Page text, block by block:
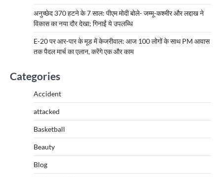
अनुच्छेद 370 हटने के 7 साल: पीएम मोदी बोले- जम्मू-कश्मीर और लद्दाख ने
विकास का नया दौर देखा; गिनाईं ये उपलब्धि
E-20 पर आर-पार के मूड में केजरीवाल: आज 100 लोगों के साथ PM आवास
तक पैदल मार्च का एलान, करेंगे एक और काम
Categories
Accident
attacked
Basketball
Beauty
Blog